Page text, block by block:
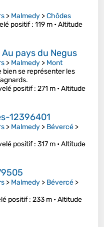
> Malmedy >Chôdes
positif: 119 m •Altitude
pays du Negus
> Malmedy > Mont
bien se représenter les
positif: 271 m •Altitude
12396401
> Malmedy > Bévercé >
positif: 317 m •Altitude
> Malmedy > Bévercé >
positif: 233 m •Altitude